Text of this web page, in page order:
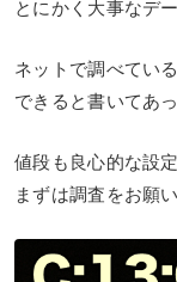
とにかく大事なデ
ネットで調べてい
できると書いてあ
値段も良心的な設
まずは調査をお願